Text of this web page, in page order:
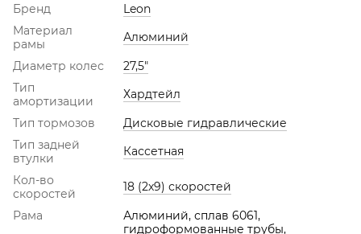
Бренд
Leon
Материал
рамы
Алюминий
Диаметр колес
27,5"
Тип
амортизации
Хардтейл
Тип тормозов
Дисковые гидравлические
Тип задней
втулки
Кассетная
Кол-во
скоростей
18 (2х9) скоростей
Рама
Алюминий, сплав 6061,
гидроформованные трубы,